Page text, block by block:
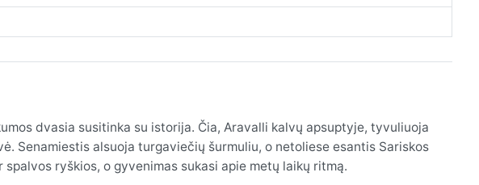
dvasia susitinka su istorija. Čia, Aravalli kalvų apsuptyje, tyvuliuoja
Senamiestis alsuoja turgaviečių šurmuliu, o netoliese esantis Sariskos
ryškios, o gyvenimas sukasi apie metų laikų ritmą.